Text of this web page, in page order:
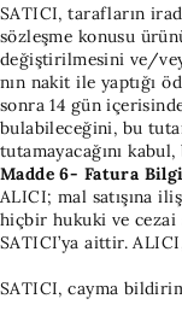
SATICI, tarafların
sözleşme konusu
değiştirilmesini ve/
nın nakit ile yaptığı
sonra 14 gün
bulabileceğini, bu
tutamayacağını
Madde 6- Fatura
ALICI; mal satışına
hiçbir hukuki ve cezai
SATICI’ya aittir.
SATICI, cayma